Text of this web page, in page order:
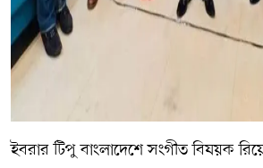
ইবরার টিপু বাংলাদেশে সংগীত বিষয়ক